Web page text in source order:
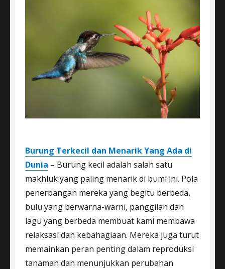
Burung Terkecil dan Menarik Yang Ada di
Dunia – Burung kecil adalah salah satu
makhluk yang paling menarik di bumi ini. Pola
penerbangan mereka yang begitu berbeda,
bulu yang berwarna-warni, panggilan dan
lagu yang berbeda membuat kami membawa
relaksasi dan kebahagiaan. Mereka juga turut
memainkan peran penting dalam reproduksi
tanaman dan menunjukkan perubahan